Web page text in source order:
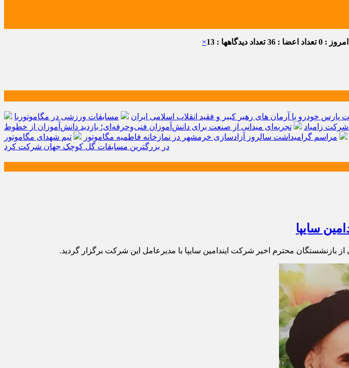
: 0 تعداد اعضا : 36 تعداد دیدگاهها : 13 ×
پارس خودرو با آرمان های رهبر کبیر و فقید انقلاب اسلامی ایران
مسابقات ورزشی در مگاموتوربا
زامیاد
تجربه‌ای میدانی از صنعت برای دانش‌آموزان فنی‌وحرفه‌ای؛ بازدید دانش‌آموزان از خطوط
مراسم گرامیداشت سالروز آزادسازی خرمشهر در نمازخانه فاطمیه مگاموتور
تیم شهدای مگاموتور
در بزرگترین مسابقات گل کوچک جهان شرکت کرد
سایپا
محترم اخیر شرکت ایندامین سایپا با مدیرعامل این شرکت برگزار گردید.